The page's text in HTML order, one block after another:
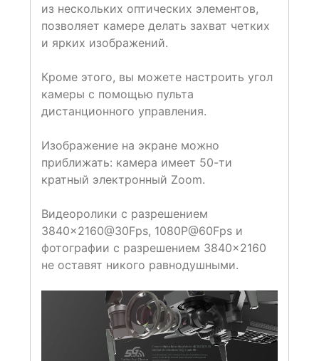
из нескольких оптических элементов,
позволяет камере делать захват четких
и ярких изображений.
Кроме этого, вы можете настроить угол
камеры с помощью пульта
дистанционного управления.
Изображение на экране можно
приближать: камера имеет 50-ти
кратный электронный Zoom.
Видеоролики с разрешением
3840×2160@30Fps, 1080P@60Fps и
фотографии с разрешением 3840×2160
не оставят никого равнодушными.